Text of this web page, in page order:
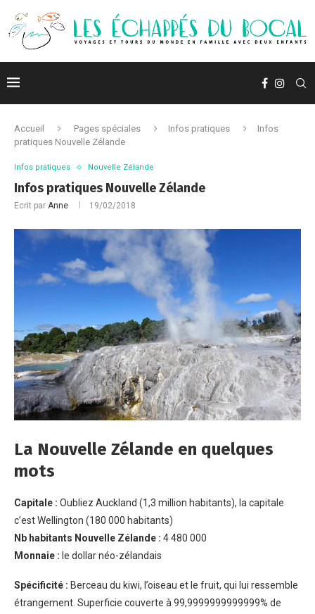
Accueil Pages spéciales Infos pratiques
Infos
pratiques Nouvelle Zélande
Infos pratiques Nouvelle Zélande
Infos pratiques Nouvelle Zélande
Ecrit par Anne 19/02/2018
La Nouvelle Zélande en quelques
mots
Capitale : Oubliez Auckland (1,3 million habitants), la capitale
c’est Wellington (180 000 habitants)
Nb habitants Nouvelle Zélande : 4 480 000
Monnaie : le dollar néo-zélandais
Spécificité : Berceau du kiwi, l’oiseau et le fruit, qui lui ressemble
étrangement. Superficie couverte à 99,9999999999999% de